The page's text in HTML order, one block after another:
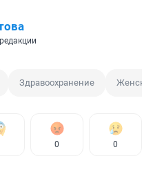
Здравоохранение
0 0